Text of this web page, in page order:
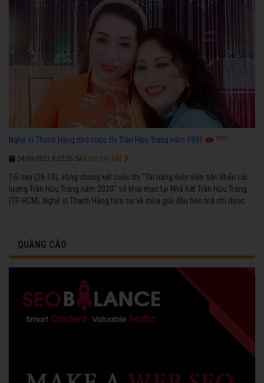
Nghệ sĩ Thanh Hằng nhớ cuộc thi Trần Hữu Trang năm 1991 1927
24/09/2021 8:02:26 SA
Tối nay (26-10), vòng chung kết cuộc thi "Tài năng diễn viên sân khấu cải
lương Trần Hữu Trang năm 2020" sẽ khai mạc tại Nhà hát Trần Hữu Trang
(TP HCM). Nghệ sĩ Thanh Hằng tâm sự về mùa giải đầu tiên mà chị được
Xem chi tiết
QUẢNG CÁO